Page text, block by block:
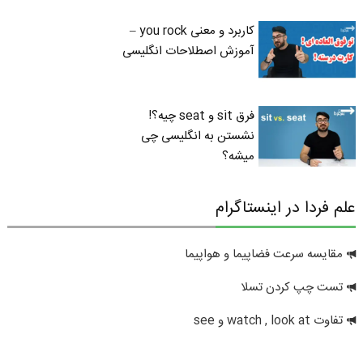
کاربرد و معنی you rock –
آموزش اصطلاحات انگلیسی
فرق sit و seat چیه؟!
نشستن به انگلیسی چی
میشه؟
علم فردا در اینستاگرام
مقایسه سرعت فضاپیما و هواپیما
تست چپ کردن تسلا
تفاوت watch , look at و see